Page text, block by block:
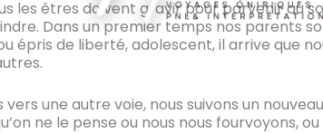
les êtres doivent gravir pour parvenir au
Dans un premier temps nos parents
épris de liberté, adolescent, il arrive que
une autre voie, nous suivons un
ne le pense ou nous nous fourvoyons,